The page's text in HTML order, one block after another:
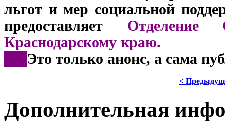
льгот и мер социальной
предоставляет
Краснодарскому краю.
Это только анонс, а сама
<
Дополнительная